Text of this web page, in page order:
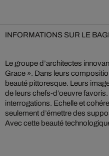
INFORMATIONS SUR LE
Le groupe d’architectes
Grace ». Dans leurs
beauté pittoresque. Leurs
de leurs chefs-d’oeuvre
interrogations. Echelle et
seulement d’émettre des
Avec cette beauté